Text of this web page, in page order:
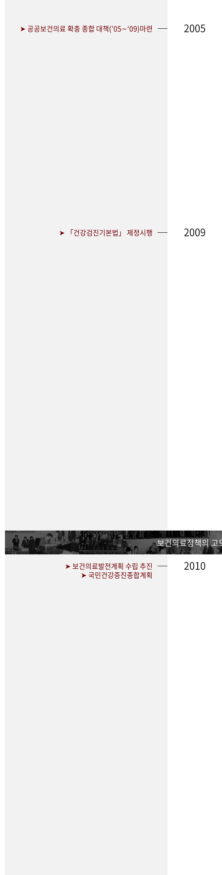
➤ 공공보건의료 확충 종합 대책(’05∼‘09)마련 2005
➤ 「건강검진기본법」 제정시행 2009
보건의료정책의 고
➤ 보건의료발전계획 수립 추진
➤ 국민건강증진종합계획
2010